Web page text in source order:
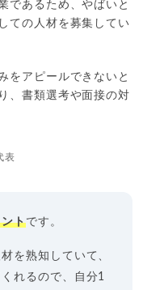
であるため、やばいと
ての人材を募集してい
をアピールできないと
、書類選考や面接の対
表
トです。
を熟知していて、
れるので、自分1